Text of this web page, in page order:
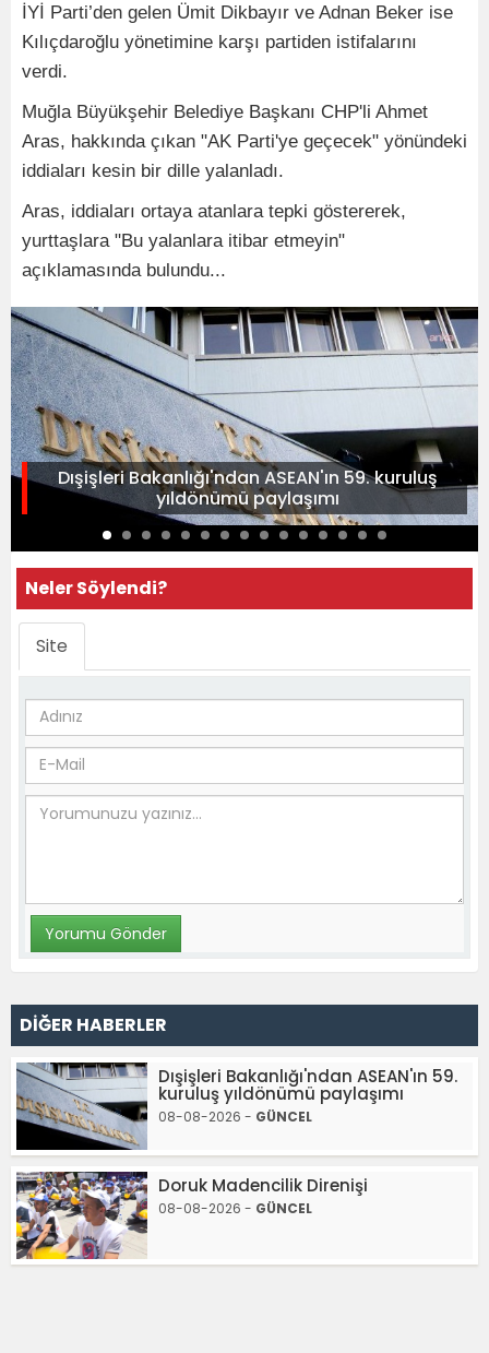
İYİ Parti’den gelen Ümit Dikbayır ve Adnan Beker ise
Kılıçdaroğlu yönetimine karşı partiden istifalarını
verdi.
Muğla Büyükşehir Belediye Başkanı CHP'li Ahmet
Aras, hakkında çıkan "AK Parti'ye geçecek" yönündeki
iddiaları kesin bir dille yalanladı.
Aras, iddiaları ortaya atanlara tepki göstererek,
yurttaşlara "Bu yalanlara itibar etmeyin"
açıklamasında bulundu...
Dışişleri Bakanlığı'ndan ASEAN'ın 59. kuruluş
yıldönümü paylaşımı
Neler Söylendi?
Site
DİĞER HABERLER
Dışişleri Bakanlığı'ndan ASEAN'ın 59.
kuruluş yıldönümü paylaşımı
08-08-2026 - GÜNCEL
Doruk Madencilik Direnişi
08-08-2026 - GÜNCEL